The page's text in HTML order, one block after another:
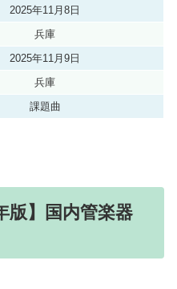
2025年11月8日
兵庫
2025年11月9日
兵庫
課題曲
版】国内管楽器